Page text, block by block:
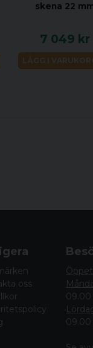
skena 22
7 049 kr
LÄGG I
oss
09.00
09.00